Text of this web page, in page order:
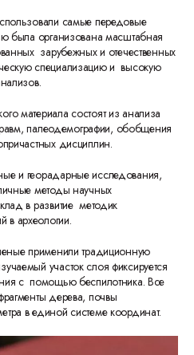
самые передовые
была организована масштабная
зарубежных и отечественных
специализацию и высокую
материала состоят из анализа
палеодемографии, обобщения
дисциплин.
и георадарные исследования,
методы научных
в развитие методик
археологии.
применили традиционную
участок слоя фиксируется
с помощью беспилотника. Все
дерева, почвы
в единой системе координат.